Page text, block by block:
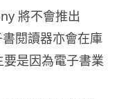
將不會推出
閱讀器亦會在庫
是因為電子書業